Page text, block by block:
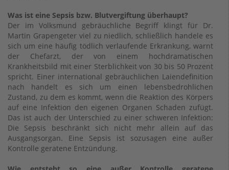
Was ist eine Sepsis bzw. Blutvergiftung überhaupt?
Der im Volksmund gebräuchliche Begriff klingt für Dr.
Martin Grapengeter viel zu niedlich, schließlich handele es
sich um eine häufig tödlich verlaufende Erkrankung, warnt
der Chefarzt, der von einem hochdramatischen
Krankheitsbild mit einer Sterblichkeit von 30 bis 50 Prozent
spricht. Einer international gebräuchlichen Laiendefinition
nach handelt es sich um einen lebensbedrohlichen
Zustand, zu dem es kommt, wenn die Reaktion des Körpers
auf eine Infektion den eigenen Organen Schaden zufügt.
Das ist auch der Unterschied zu einer schweren Infektion:
Die Sepsis beschränkt sich nicht mehr allein auf das
Ausgangsorgan. Eine Sepsis ist sozusagen eine außer
Kontrolle geratene Entzündung.